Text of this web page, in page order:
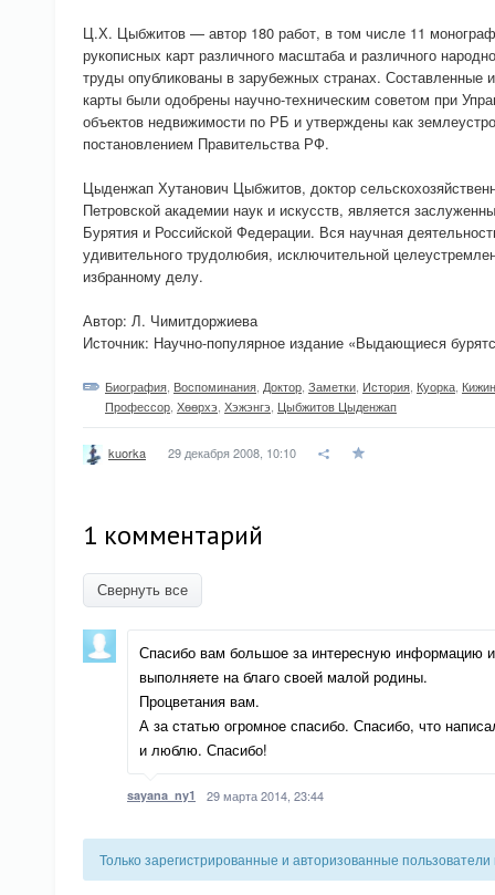
Ц.Х. Цыбжитов — автор 180 работ, в том числе 11
рукописных карт различного масштаба и различного
труды опубликованы в зарубежных странах. Составленные
карты были одобрены научно-техническим советом при
объектов недвижимости по РБ и утверждены как
постановлением Правительства РФ.
Цыденжап Хутанович Цыбжитов, доктор
Петровской академии наук и искусств, является
Бурятия и Российской Федерации. Вся научная
удивительного трудолюбия, исключительной
избранному делу.
Автор: Л. Чимитдоржиева
Источник: Научно-популярное издание «Выдающиеся
Биография Воспоминания Доктор Заметки История Куорка
Профессор Хѳѳрхэ Хэжэнгэ Цыбжитов Цыденжап
kuorka 29 декабря 2008, 10:10
1 комментарий
Свернуть все
Спасибо вам большое за интересную информацию
выполняете на благо своей малой родины.
Процветания вам.
А за статью огромное спасибо. Спасибо, что
и люблю. Спасибо!
sayana_ny1 29 марта 2014, 23:44
Только зарегистрированные и авторизованные